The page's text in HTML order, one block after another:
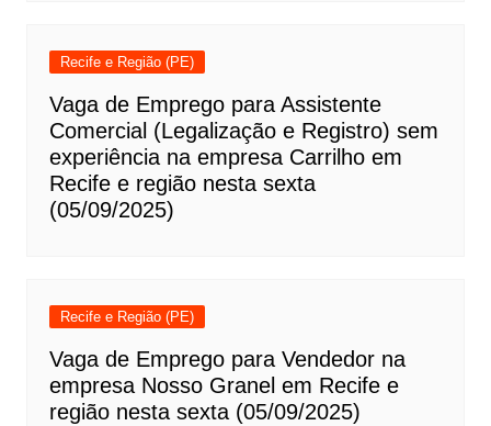
Recife e Região (PE)
Vaga de Emprego para Assistente
Comercial (Legalização e Registro) sem
experiência na empresa Carrilho em
Recife e região nesta sexta
(05/09/2025)
Recife e Região (PE)
Vaga de Emprego para Vendedor na
empresa Nosso Granel em Recife e
região nesta sexta (05/09/2025)